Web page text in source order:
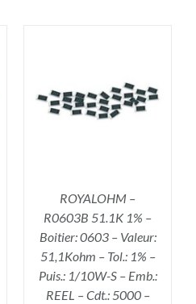
ROYALOHM –
R0603B 51.1K 1% –
Boitier: 0603 – Valeur:
51,1Kohm – Tol.: 1% –
Puis.: 1/10W-S – Emb.:
REEL – Cdt.: 5000 –